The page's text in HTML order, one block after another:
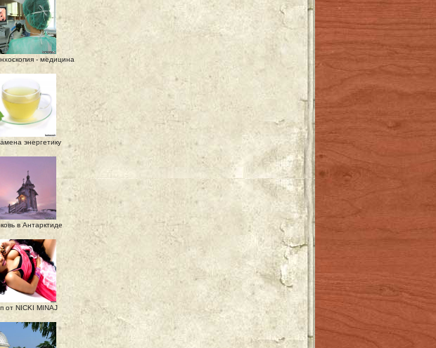
- медицина
энергетику
в Антарктиде
от NICKI MINAJ